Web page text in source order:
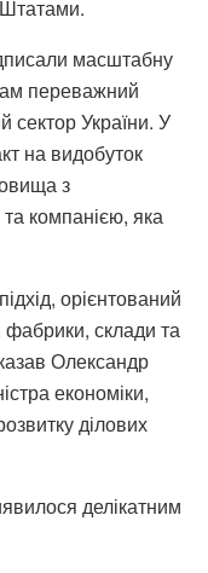
Штатами.
масштабну
переважний
сектор України. У
на видобуток
з
компанією, яка
орієнтований
фабрики, склади та
Олександр
економіки,
ділових
делікатним